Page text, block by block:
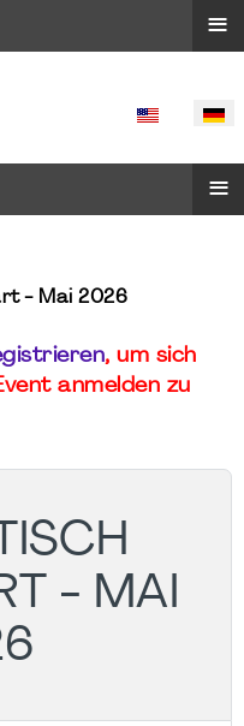
SPRACHE
≡
- Mai 2026
, um sich
anmelden zu
- MAI
≡